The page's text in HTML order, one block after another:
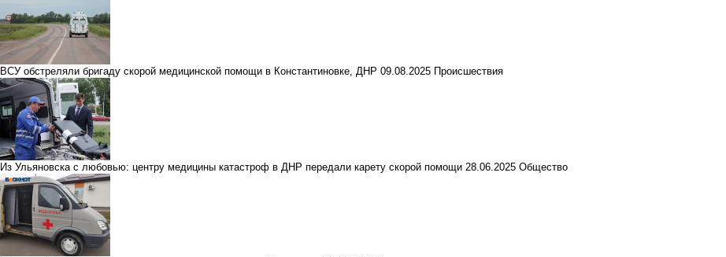
ВСУ обстреляли бригаду скорой медицинской помощи в Константиновке, ДНР 09.08.2025 Происшествия
Из Ульяновска с любовью: центру медицины катастроф в ДНР передали карету скорой помощи 28.06.2025 Общество